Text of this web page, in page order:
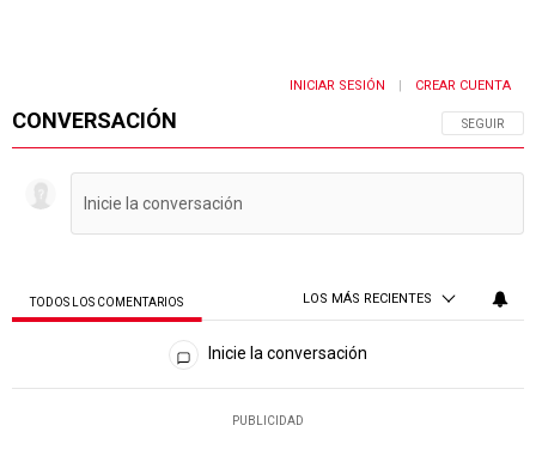
CONVERSACIÓN SIGA ESTA
SEGUIR
INICIAR SESIÓN CREAR CUENTA
TODOS LOS COMENTARIOS LOS MÁS RECIENTES
Todos los comentarios
Inicie la conversación
PUBLICIDAD